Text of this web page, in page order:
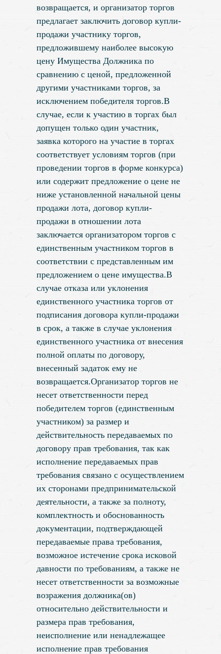
возвращается, и организатор торгов
предлагает заключить договор купли-
продажи участнику торгов,
предложившему наиболее высокую
цену Имущества Должника по
сравнению с ценой, предложенной
другими участниками торгов, за
исключением победителя торгов.В
случае, если к участию в торгах был
допущен только один участник,
заявка которого на участие в торгах
соответствует условиям торгов (при
проведении торгов в форме конкурса)
или содержит предложение о цене не
ниже установленной начальной цены
продажи лота, договор купли-
продажи в отношении лота
заключается организатором торгов с
единственным участником торгов в
соответствии с представленным им
предложением о цене имущества.В
случае отказа или уклонения
единственного участника торгов от
подписания договора купли-продажи
в срок, а также в случае уклонения
единственного участника от внесения
полной оплаты по договору,
внесенный задаток ему не
возвращается.Организатор торгов не
несет ответственности перед
победителем торгов (единственным
участником) за размер и
действительность передаваемых по
договору прав требования, так как
исполнение передаваемых прав
требования связано с осуществлением
их сторонами предпринимательской
деятельности, а также за полноту,
комплектность и обоснованность
документации, подтверждающей
передаваемые права требования,
возможное истечение срока исковой
давности по требованиям, а также не
несет ответственности за возможные
возражения должника(ов)
относительно действительности и
размера прав требования,
неисполнение или ненадлежащее
исполнение прав требования